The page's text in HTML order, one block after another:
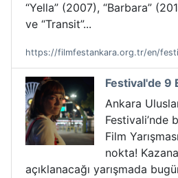
“Yella” (2007), “Barbara”
ve “Transit”...
https://filmfestankara.org.tr/en/
Festival'de 9
Ankara
Festivali’nde
Film
nokta!
açıklanacağı yarışmada